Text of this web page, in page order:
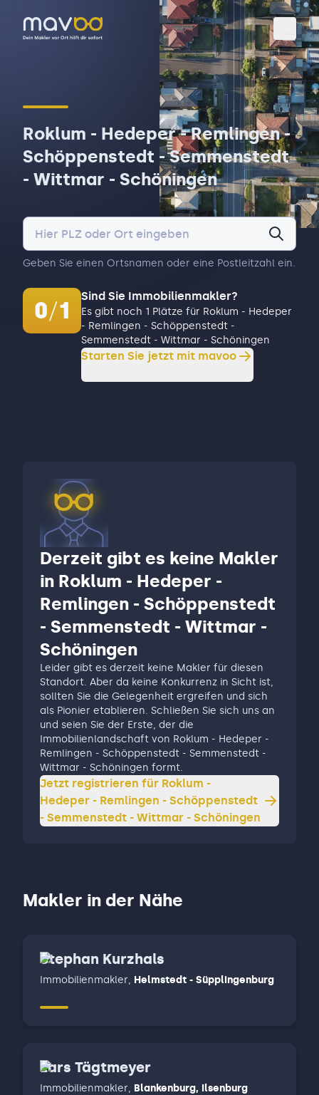
Roklum - Hedeper - Remlingen -
Schöppenstedt - Semmenstedt
- Wittmar - Schöningen
Geben Sie einen Ortsnamen oder eine Postleitzahl ein.
0/1
Sind Sie Immobilienmakler?
Es gibt noch 1 Plätze für Roklum - Hedeper
- Remlingen - Schöppenstedt -
Semmenstedt - Wittmar - Schöningen
Starten Sie jetzt mit mavoo
Derzeit gibt es keine Makler
in Roklum - Hedeper -
Remlingen - Schöppenstedt
- Semmenstedt - Wittmar -
Schöningen
Leider gibt es derzeit keine Makler für diesen
Standort. Aber da keine Konkurrenz in Sicht ist,
sollten Sie die Gelegenheit ergreifen und sich
als Pionier etablieren. Schließen Sie sich uns an
und seien Sie der Erste, der die
Immobilienlandschaft von Roklum - Hedeper -
Remlingen - Schöppenstedt - Semmenstedt -
Wittmar - Schöningen formt.
Jetzt registrieren für Roklum -
Hedeper - Remlingen - Schöppenstedt
- Semmenstedt - Wittmar - Schöningen
Makler in der Nähe
Stephan Kurzhals
Immobilienmakler, Helmstedt - Süpplingenburg
Lars Tägtmeyer
Immobilienmakler, Blankenburg, Ilsenburg